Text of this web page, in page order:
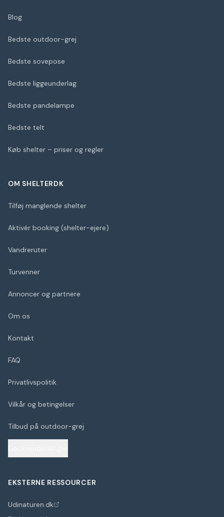
Blog
Bedste outdoor-grej
Bedste sovepose
Bedste liggeunderlag
Bedste pandelampe
Bedste telt
Køb shelter – priser og regler
OM SHELTERDK
Tilføj manglende shelter
Aktivér booking (shelter-ejere)
Vandreruter
Turvenner
Annoncer og partnere
Om os
Kontakt
FAQ
Privatlivspolitik
Vilkår og betingelser
Tilbud på outdoor-grej
EKSTERNE RESSOURCER
Udinaturen.dk
(åbner i nyt faneblad)